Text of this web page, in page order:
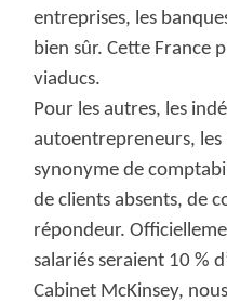
entreprises, les
bien sûr. Cette France
viaducs.
Pour les autres, les
autoentrepreneurs,
synonyme de
de clients absents, de
répondeur.
salariés seraient 10 %
Cabinet McKinsey,